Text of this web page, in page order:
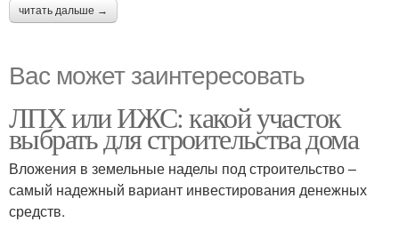
читать дальше →
Вас может заинтересовать
ЛПХ или ИЖС: какой участок
выбрать для строительства дома
Вложения в земельные наделы под строительство –
самый надежный вариант инвестирования денежных
средств.